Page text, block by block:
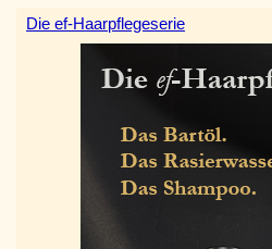
Die ef-Haarpflegeserie